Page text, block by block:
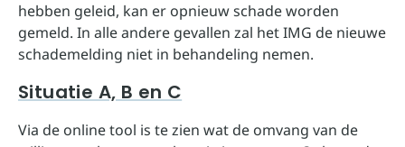
hebben geleid, kan er opnieuw schade worden
gemeld. In alle andere gevallen zal het IMG de nieuwe
schademelding niet in behandeling nemen.
Situatie A, B en C
Via de online tool is te zien wat de omvang van de